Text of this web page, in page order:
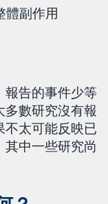
體副作用
報告的事件少等
數研究沒有報
不太可能反映已
中一些研究尚